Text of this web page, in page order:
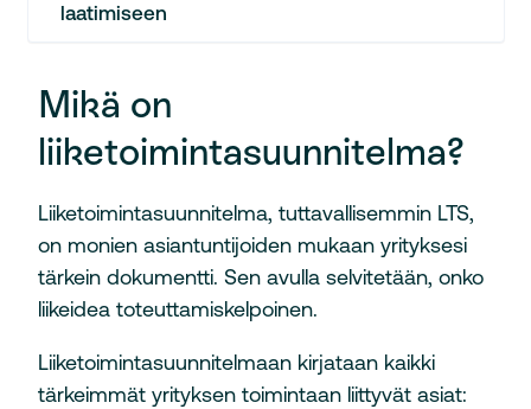
laatimiseen
Mikä on
liiketoimintasuunnitelma?
Liiketoimintasuunnitelma, tuttavallisemmin LTS,
on monien asiantuntijoiden mukaan yrityksesi
tärkein dokumentti. Sen avulla selvitetään, onko
liikeidea toteuttamiskelpoinen.
Liiketoimintasuunnitelmaan kirjataan kaikki
tärkeimmät yrityksen toimintaan liittyvät asiat: